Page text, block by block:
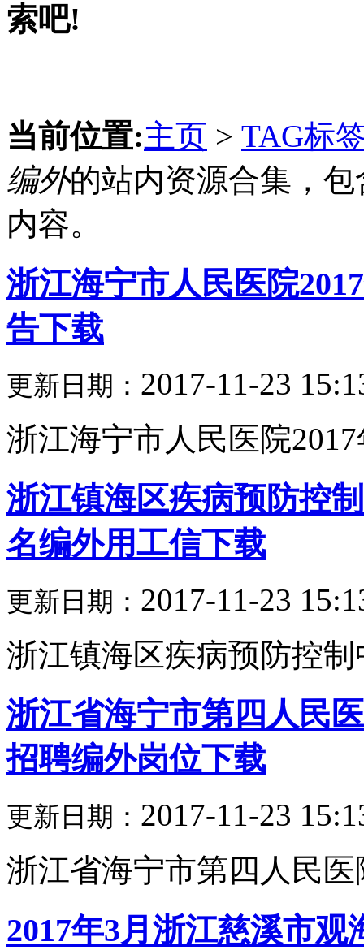
索吧!
当前位置:主页 > TAG标
编外的站内资源合集，
内容。
浙江海宁市人民医院
告下载
更新日期： 2017-11-23
浙江海宁市人民医院
浙江镇海区疾病预防控
名编外用工信下载
更新日期： 2017-11-23
浙江镇海区疾病预防控制
浙江省海宁市第四人民
招聘编外岗位下载
更新日期： 2017-11-23
浙江省海宁市第四人民
2017年3月浙江慈溪市